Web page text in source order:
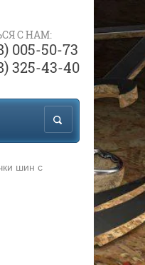
С НАМ:
005-50-73
325-43-40
шин с